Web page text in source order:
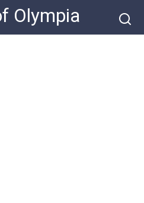
Olympia